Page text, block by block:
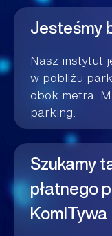
Jesteśmy
Nasz instytut
w pobliżu
obok metra.
parking.
Szukamy
płatnego
KomITywa